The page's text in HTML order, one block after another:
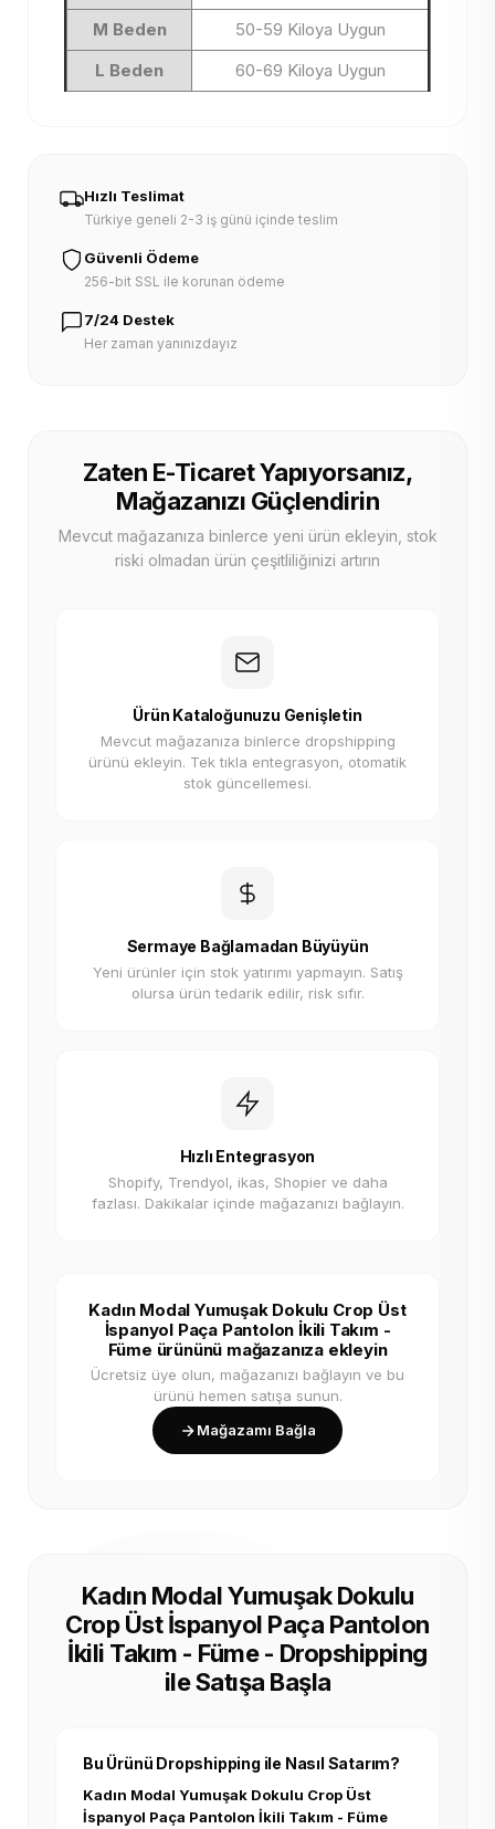
M Beden
50-59 Kiloya Uygun
L Beden
60-69 Kiloya Uygun
Hızlı Teslimat
Türkiye geneli 2-3 iş günü içinde teslim
Güvenli Ödeme
256-bit SSL ile korunan ödeme
7/24 Destek
Her zaman yanınızdayız
Zaten E-Ticaret Yapıyorsanız,
Mağazanızı Güçlendirin
Mevcut mağazanıza binlerce yeni ürün ekleyin, stok
riski olmadan ürün çeşitliliğinizi artırın
Ürün Kataloğunuzu Genişletin
Mevcut mağazanıza binlerce dropshipping
ürünü ekleyin. Tek tıkla entegrasyon, otomatik
stok güncellemesi.
Sermaye Bağlamadan Büyüyün
Yeni ürünler için stok yatırımı yapmayın. Satış
olursa ürün tedarik edilir, risk sıfır.
Hızlı Entegrasyon
Shopify, Trendyol, ikas, Shopier ve daha
fazlası. Dakikalar içinde mağazanızı bağlayın.
Kadın Modal Yumuşak Dokulu Crop Üst
İspanyol Paça Pantolon İkili Takım -
Füme ürününü mağazanıza ekleyin
Ücretsiz üye olun, mağazanızı bağlayın ve bu
ürünü hemen satışa sunun.
Mağazamı Bağla
Kadın Modal Yumuşak Dokulu
Crop Üst İspanyol Paça Pantolon
İkili Takım - Füme - Dropshipping
ile Satışa Başla
Bu Ürünü Dropshipping ile Nasıl Satarım?
Kadın Modal Yumuşak Dokulu Crop Üst
İspanyol Paça Pantolon İkili Takım - Füme